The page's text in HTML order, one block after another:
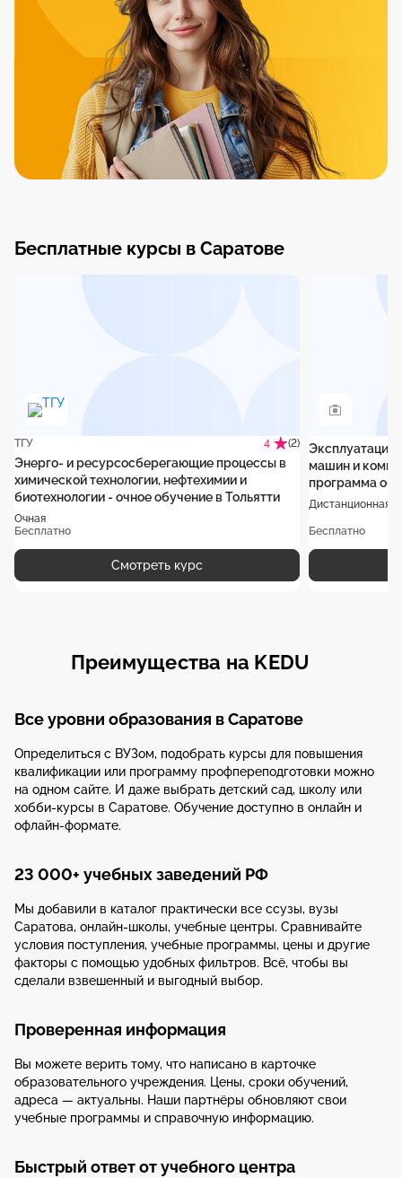
Бесплатные курсы в Саратове
ТГУ 4 (2)
Энерго- и ресурсосберегающие процессы в
химической технологии, нефтехимии и
биотехнологии - очное обучение в Тольятти
Очная
Бесплатно
Смотреть курс
Эксплуатация
машин и
программа
Дистанционная
Бесплатно
Преимущества на KEDU
Все уровни образования в Саратове
Определиться с ВУЗом, подобрать курсы для повышения
квалификации или программу профпереподготовки можно
на одном сайте. И даже выбрать детский сад, школу или
хобби-курсы в Саратове. Обучение доступно в онлайн и
офлайн-формате.
23 000+ учебных заведений РФ
Мы добавили в каталог практически все ссузы, вузы
Саратова, онлайн-школы, учебные центры. Сравнивайте
условия поступления, учебные программы, цены и другие
факторы с помощью удобных фильтров. Всё, чтобы вы
сделали взвешенный и выгодный выбор.
Проверенная информация
Вы можете верить тому, что написано в карточке
образовательного учреждения. Цены, сроки обучений,
адреса — актуальны. Наши партнёры обновляют свои
учебные программы и справочную информацию.
Быстрый ответ от учебного центра